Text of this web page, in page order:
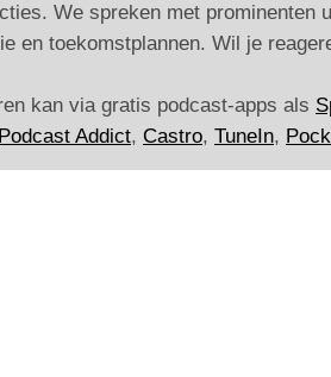
We spreken met prominenten
en toekomstplannen. Wil je
kan via gratis podcast-apps als
Podcast Addict, Castro, TuneIn,